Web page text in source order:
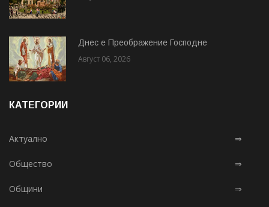
Днес е Преображение Господне
Август 06, 2026
КАТЕГОРИИ
Актуално ⇒
Общество ⇒
Общини ⇒